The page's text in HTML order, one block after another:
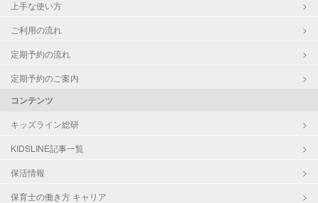
上手な使い方
ご利用の流れ
定期予約の流れ
定期予約のご案内
コンテンツ
キッズライン総研
KIDSLINE記事一覧
保活情報
保育士の働き方 キャリア